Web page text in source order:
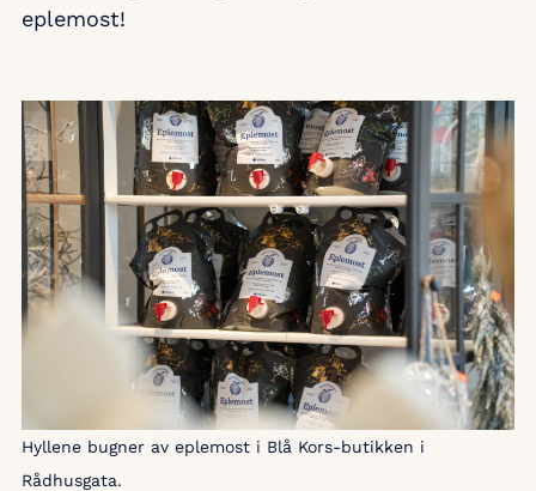
eplemost!
Hyllene bugner av eplemost i Blå Kors-butikken i
Rådhusgata.